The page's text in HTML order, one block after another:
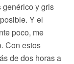
genérico y gris
Y el
poco, me
Con estos
de dos horas a